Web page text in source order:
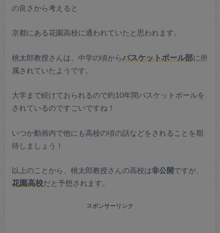
の良さから考えると
京都にある花園高校に通われていたと思われます。
桃太郎教授さんは、中学の頃からバスケットボール部に所
属されていたようです。
大学まで続けておられるので約10年間バスケットボールを
されているのですごいですね！
いつか動画内で他にも高校の頃の話などをされることを期
待しましょう！
以上のことから、桃太郎教授さんの高校は非公開ですが、
花園高校だと予想されます。
スポンサーリンク